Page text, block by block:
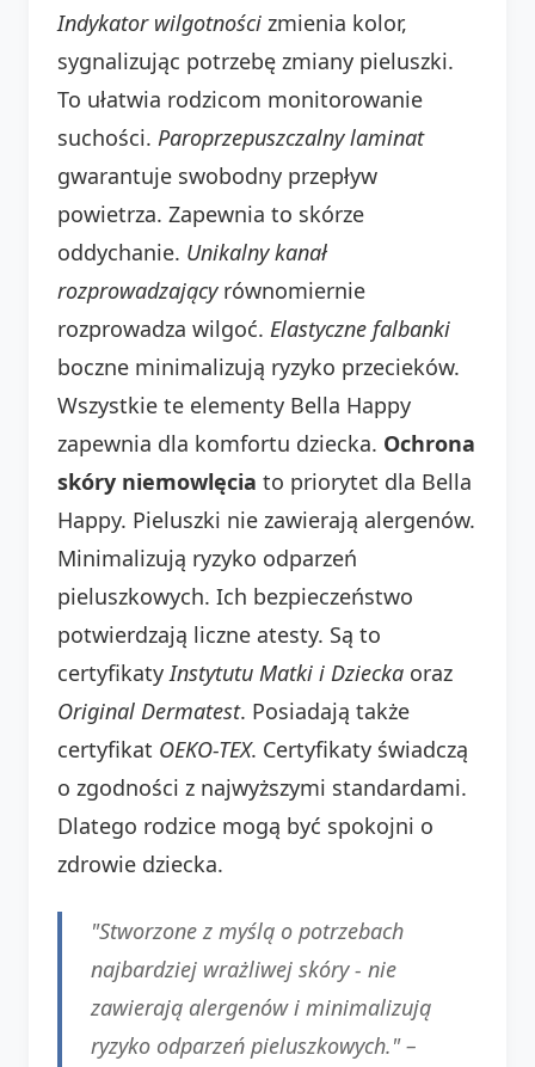
Indykator wilgotności zmienia kolor,
sygnalizując potrzebę zmiany pieluszki.
To ułatwia rodzicom monitorowanie
suchości. Paroprzepuszczalny laminat
gwarantuje swobodny przepływ
powietrza. Zapewnia to skórze
oddychanie. Unikalny kanał
rozprowadzającyrównomiernie
rozprowadza wilgoć. Elastyczne falbanki
boczne minimalizują ryzyko przecieków.
Wszystkie te elementy Bella Happy
zapewnia dla komfortu dziecka. Ochrona
skóry niemowlęcia to priorytet dla Bella
Happy. Pieluszki nie zawierają alergenów.
Minimalizują ryzyko odparzeń
pieluszkowych. Ich bezpieczeństwo
potwierdzają liczne atesty. Są to
certyfikaty Instytutu Matki i Dziecka oraz
Original Dermatest. Posiadają także
certyfikat OEKO-TEX. Certyfikaty świadczą
o zgodności z najwyższymi standardami.
Dlatego rodzice mogą być spokojni o
zdrowie dziecka.
"Stworzone z myślą o potrzebach
najbardziej wrażliwej skóry - nie
zawierają alergenów i minimalizują
ryzyko odparzeń pieluszkowych." –